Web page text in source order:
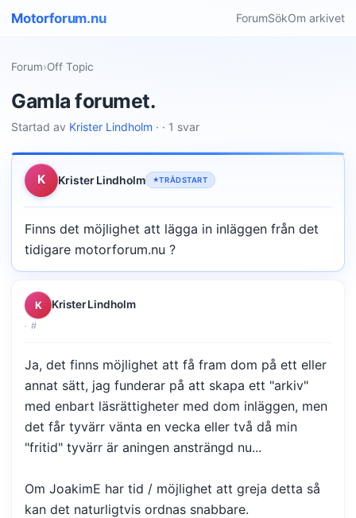
Motorforum.nu ForumSökOm arkivet
Forum›Off Topic
Gamla forumet.
Startad av Krister Lindholm · · 1 svar
K Krister Lindholm TRÅDSTART
Finns det möjlighet att lägga in inläggen från det
tidigare motorforum.nu ?
K Krister Lindholm
· #
Ja, det finns möjlighet att få fram dom på ett eller
annat sätt, jag funderar på att skapa ett "arkiv"
med enbart läsrättigheter med dom inläggen, men
det får tyvärr vänta en vecka eller två då min
"fritid" tyvärr är aningen ansträngd nu...
Om JoakimE har tid / möjlighet att greja detta så
kan det naturligtvis ordnas snabbare.